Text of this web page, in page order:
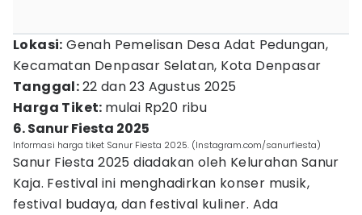
Lokasi: Genah Pemelisan Desa Adat Pedungan,
Kecamatan Denpasar Selatan, Kota Denpasar
Tanggal:22 dan 23 Agustus 2025
Harga Tiket: mulai Rp20 ribu
6. Sanur Fiesta 2025
Informasi harga tiket Sanur Fiesta 2025. (Instagram.com/sanurfiesta)
Sanur Fiesta 2025 diadakan oleh Kelurahan Sanur
Kaja. Festival ini menghadirkan konser musik,
festival budaya, dan festival kuliner. Ada